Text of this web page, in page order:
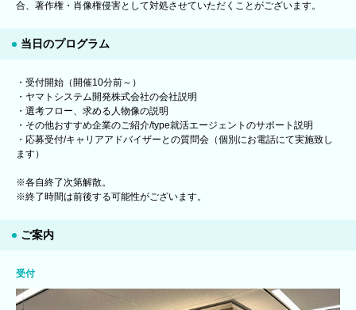
合、著作権・肖像権侵害として対処させていただくことがございます。
当日のプログラム
・受付開始（開催10分前～）
・ヤマトシステム開発株式会社の会社説明
・選考フロー、求める人物像の説明
・その他おすすめ企業のご紹介/type就活エージェントのサポート説明
・応募受付/キャリアアドバイザーとの質問会（個別にお電話にて実施致し
ます）
※各自終了次第解散。
※終了時間は前後する可能性がございます。
ご案内
受付